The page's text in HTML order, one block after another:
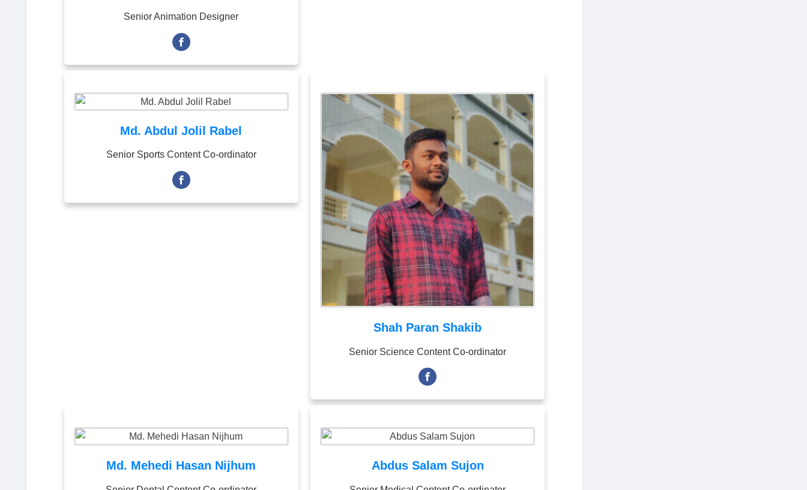
Senior Animation Designer
Md. Abdul Jolil Rabel
Senior Sports Content Co-ordinator
Shah Paran Shakib
Senior Science Content Co-ordinator
Md. Mehedi Hasan Nijhum Abdus Salam Sujon